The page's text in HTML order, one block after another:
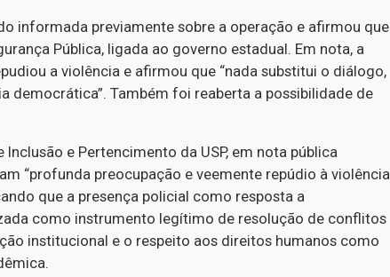
informada previamente sobre a operação e afirmou que
Pública, ligada ao governo estadual. Em nota, a
a violência e afirmou que “nada substitui o diálogo,
democrática”. Também foi reaberta a possibilidade de
e Pertencimento da USP, em nota pública
“profunda preocupação e veemente repúdio à violência
que a presença policial como resposta a
como instrumento legítimo de resolução de conflitos
institucional e o respeito aos direitos humanos como